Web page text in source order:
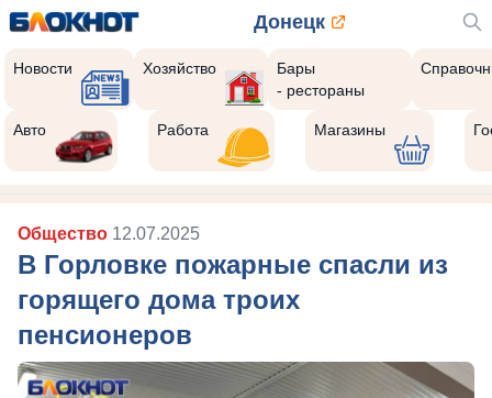
Донецк
Новости Хозяйство
Бары
- рестораны
Авто Работа Магазины
Общество 12.07.2025
В Горловке пожарные спасли из
горящего дома троих
пенсионеров